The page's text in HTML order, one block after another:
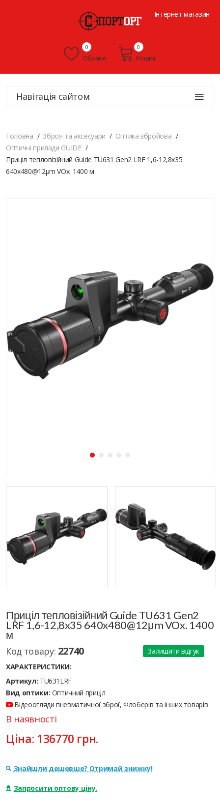
Інтернет магазин
Обране
0
Кошик
0
Навігація сайтом
Головна Зброя та аксесуари
Оптика збройова
Оптичні прилади GUIDE
Приціл тепловізійний Guide TU631 Gen2 LRF 1,6-12,8x35
640x480@12μm VOx. 1400 м
Приціл тепловізійний Guide TU631 Gen2
LRF 1,6-12,8x35 640x480@12μm VOx. 1400
м
Код товару: 22740
Залишити відгук
ХАРАКТЕРИСТИКИ:
Артикул: TU631LRF
Вид оптики: Оптичний приціл
Відеоогляди пневматичної зброї, Флоберів та інших товарів
В наявності
Ціна: 136770 грн.
Знайшли дешевше? Отримай знижку!
Запросити оптову ціну.